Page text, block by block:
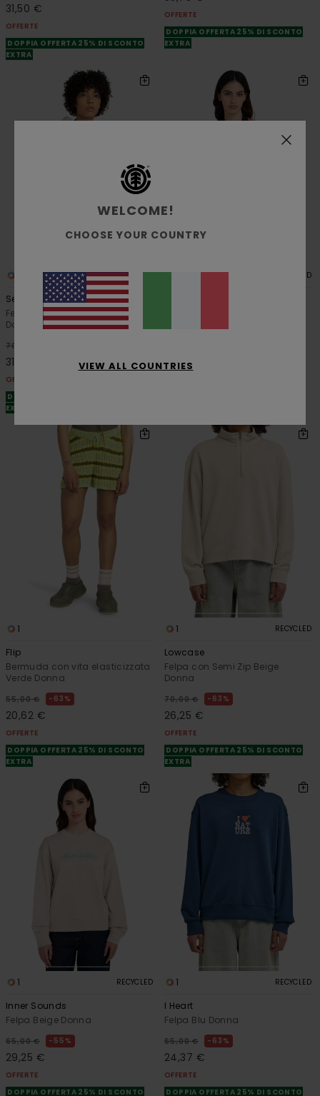
31,50 €
OFFERTE
DOPPIA OFFERTA 25% DI SCONTO
EXTRA
OFFERTE
DOPPIA OFFERTA 25% DI SCONTO
EXTRA
RECYCLED
Second Nature Po W
Felpa con cappuccio Beige
Donna
70,00 €
31,50 €
OFFERTE
DOPPIA OFFERTA 25% DI SCONTO
EXTRA
RECYCLED
OFFERTE
1
Flip
Bermuda con vita elasticizzata
Verde Donna
55,00 € 63%
20,62 €
OFFERTE
DOPPIA OFFERTA 25% DI SCONTO
EXTRA
1 RECYCLED
Lowcase
Felpa con Semi Zip Beige
Donna
70,00 € 63%
26,25 €
OFFERTE
DOPPIA OFFERTA 25% DI SCONTO
EXTRA
1 RECYCLED
Inner Sounds
Felpa Beige Donna
65,00 € 55%
29,25 €
OFFERTE
DOPPIA OFFERTA 25% DI SCONTO
1 RECYCLED
I Heart
Felpa Blu Donna
65,00 € 63%
24,37 €
OFFERTE
DOPPIA OFFERTA 25% DI SCONTO
WELCOME!
CHOOSE YOUR COUNTRY
VIEW ALL COUNTRIES